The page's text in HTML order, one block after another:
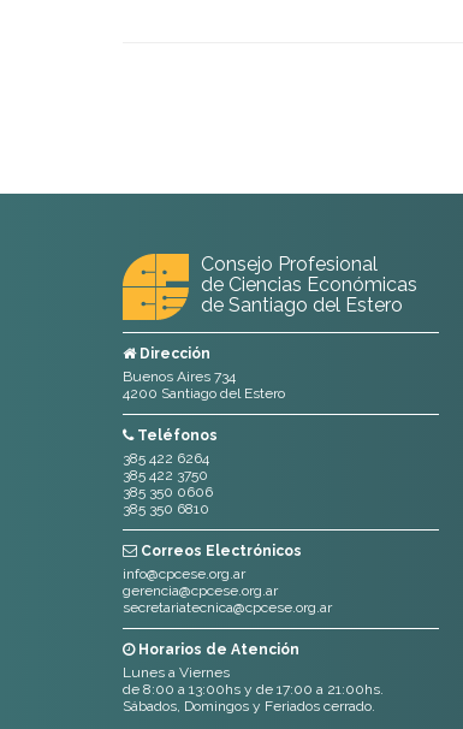
Consejo Profesional
de Ciencias Económicas
de Santiago del Estero
Dirección
Buenos Aires 734
4200 Santiago del Estero
Teléfonos
385 422 6264
385 422 3750
385 350 0606
385 350 6810
Correos Electrónicos
info@cpcese.org.ar
gerencia@cpcese.org.ar
secretariatecnica@cpcese.org.ar
Horarios de Atención
Lunes a Viernes
de 8:00 a 13:00hs y de 17:00 a 21:00hs.
Sábados, Domingos y Feriados cerrado.